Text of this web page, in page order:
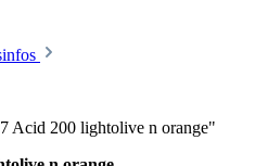
Acid 200 lightolive n orange"